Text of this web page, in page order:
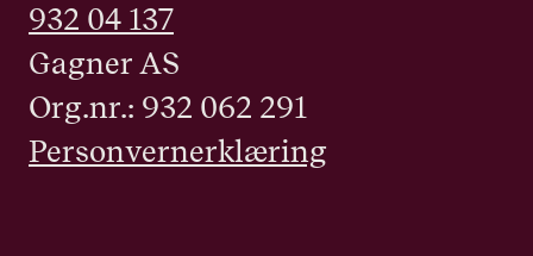
932 04 137
Gagner AS
Org.nr.: 932 062 291
Personvernerklæring